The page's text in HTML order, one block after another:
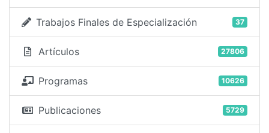
Trabajos Finales de Especialización 37
Artículos 27806
Programas 10626
Publicaciones 5729